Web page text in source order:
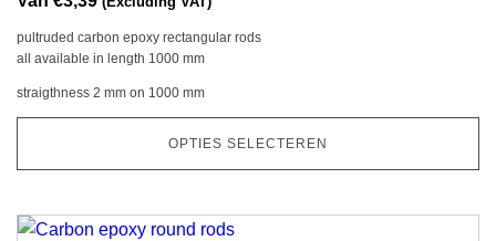
pultruded carbon epoxy rectangular rods
all available in length 1000 mm
straigthness 2 mm on 1000 mm
OPTIES SELECTEREN
optie
gekozen
Dit